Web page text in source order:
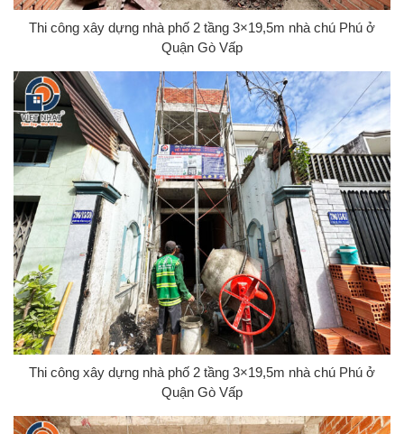
Thi công xây dựng nhà phố 2 tầng 3×19,5m nhà chú Phú ở
Quận Gò Vấp
Thi công xây dựng nhà phố 2 tầng 3×19,5m nhà chú Phú ở
Quận Gò Vấp